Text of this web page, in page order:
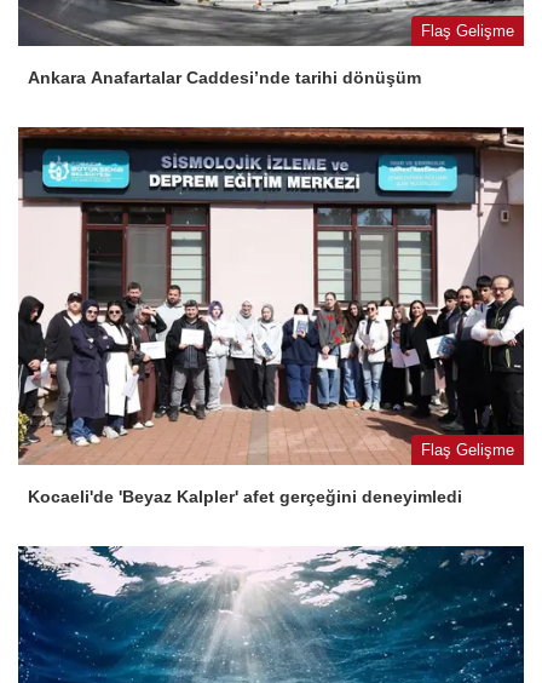
Flaş Gelişme
Ankara Anafartalar Caddesi’nde tarihi dönüşüm
Flaş Gelişme
Kocaeli'de 'Beyaz Kalpler' afet gerçeğini deneyimledi